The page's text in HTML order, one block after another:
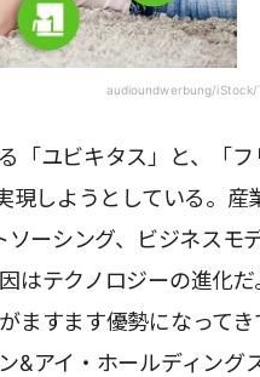
audioundwerbung/
「ユビキタス」と、「フ
現しようとしている。産
ーシング、ビジネスモ
はテクノロジーの進化だ
ますます優勢になってき
&アイ・ホールディング